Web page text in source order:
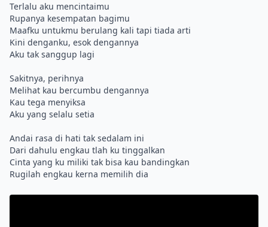
Terlalu aku mencintaimu
Rupanya kesempatan bagimu
Maafku untukmu berulang kali tapi tiada arti
Kini denganku, esok dengannya
Aku tak sanggup lagi
Sakitnya, perihnya
Melihat kau bercumbu dengannya
Kau tega menyiksa
Aku yang selalu setia
Andai rasa di hati tak sedalam ini
Dari dahulu engkau tlah ku tinggalkan
Cinta yang ku miliki tak bisa kau bandingkan